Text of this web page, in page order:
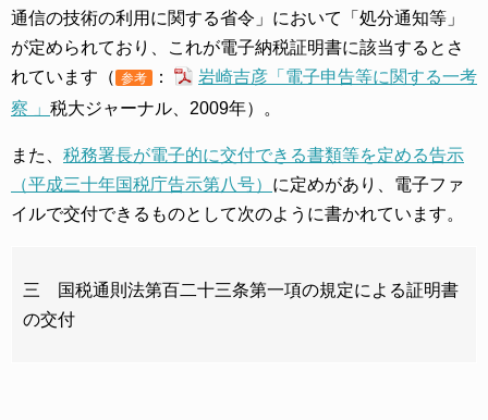
通信の技術の利用に関する省令」において「処分通知等」
が定められており、これが電子納税証明書に該当するとさ
れています（ 参考 ：
岩崎吉彦「電子申告等に関する一考
察 」 税大ジャーナル、2009年）。
また、 税務署長が電子的に交付できる書類等を定める告示
（平成三十年国税庁告示第八号） に定めがあり、電子ファ
イルで交付できるものとして次のように書かれています。
三 国税通則法第百二十三条第一項の規定による証明書
の交付